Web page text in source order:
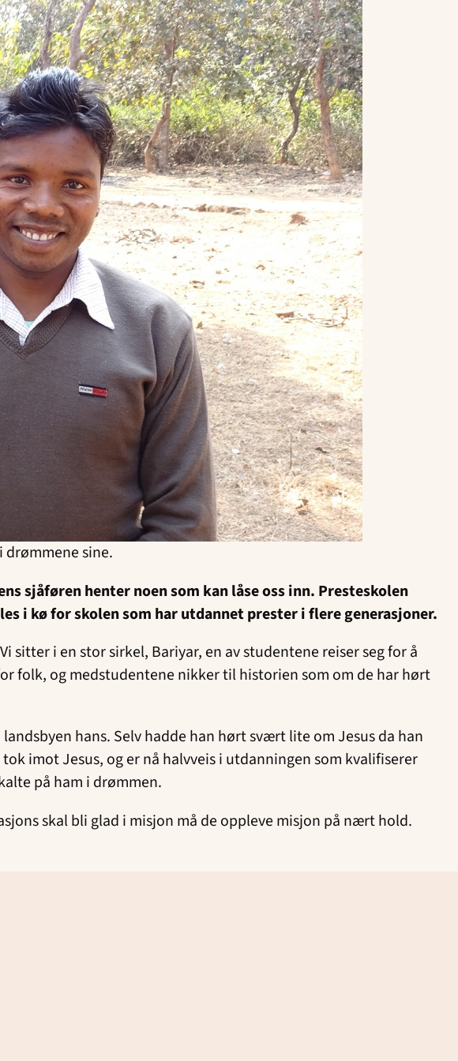
drømmene sine.
sjåføren henter noen som kan låse oss inn. Presteskolen
i kø for skolen som har utdannet prester i flere generasjoner.
i en stor sirkel, Bariyar, en av studentene reiser seg for å
folk, og medstudentene nikker til historien som om de har hørt
hans. Selv hadde han hørt svært lite om Jesus da han
imot Jesus, og er nå halvveis i utdanningen som kvalifiserer
på ham i drømmen.
skal bli glad i misjon må de oppleve misjon på nært hold.